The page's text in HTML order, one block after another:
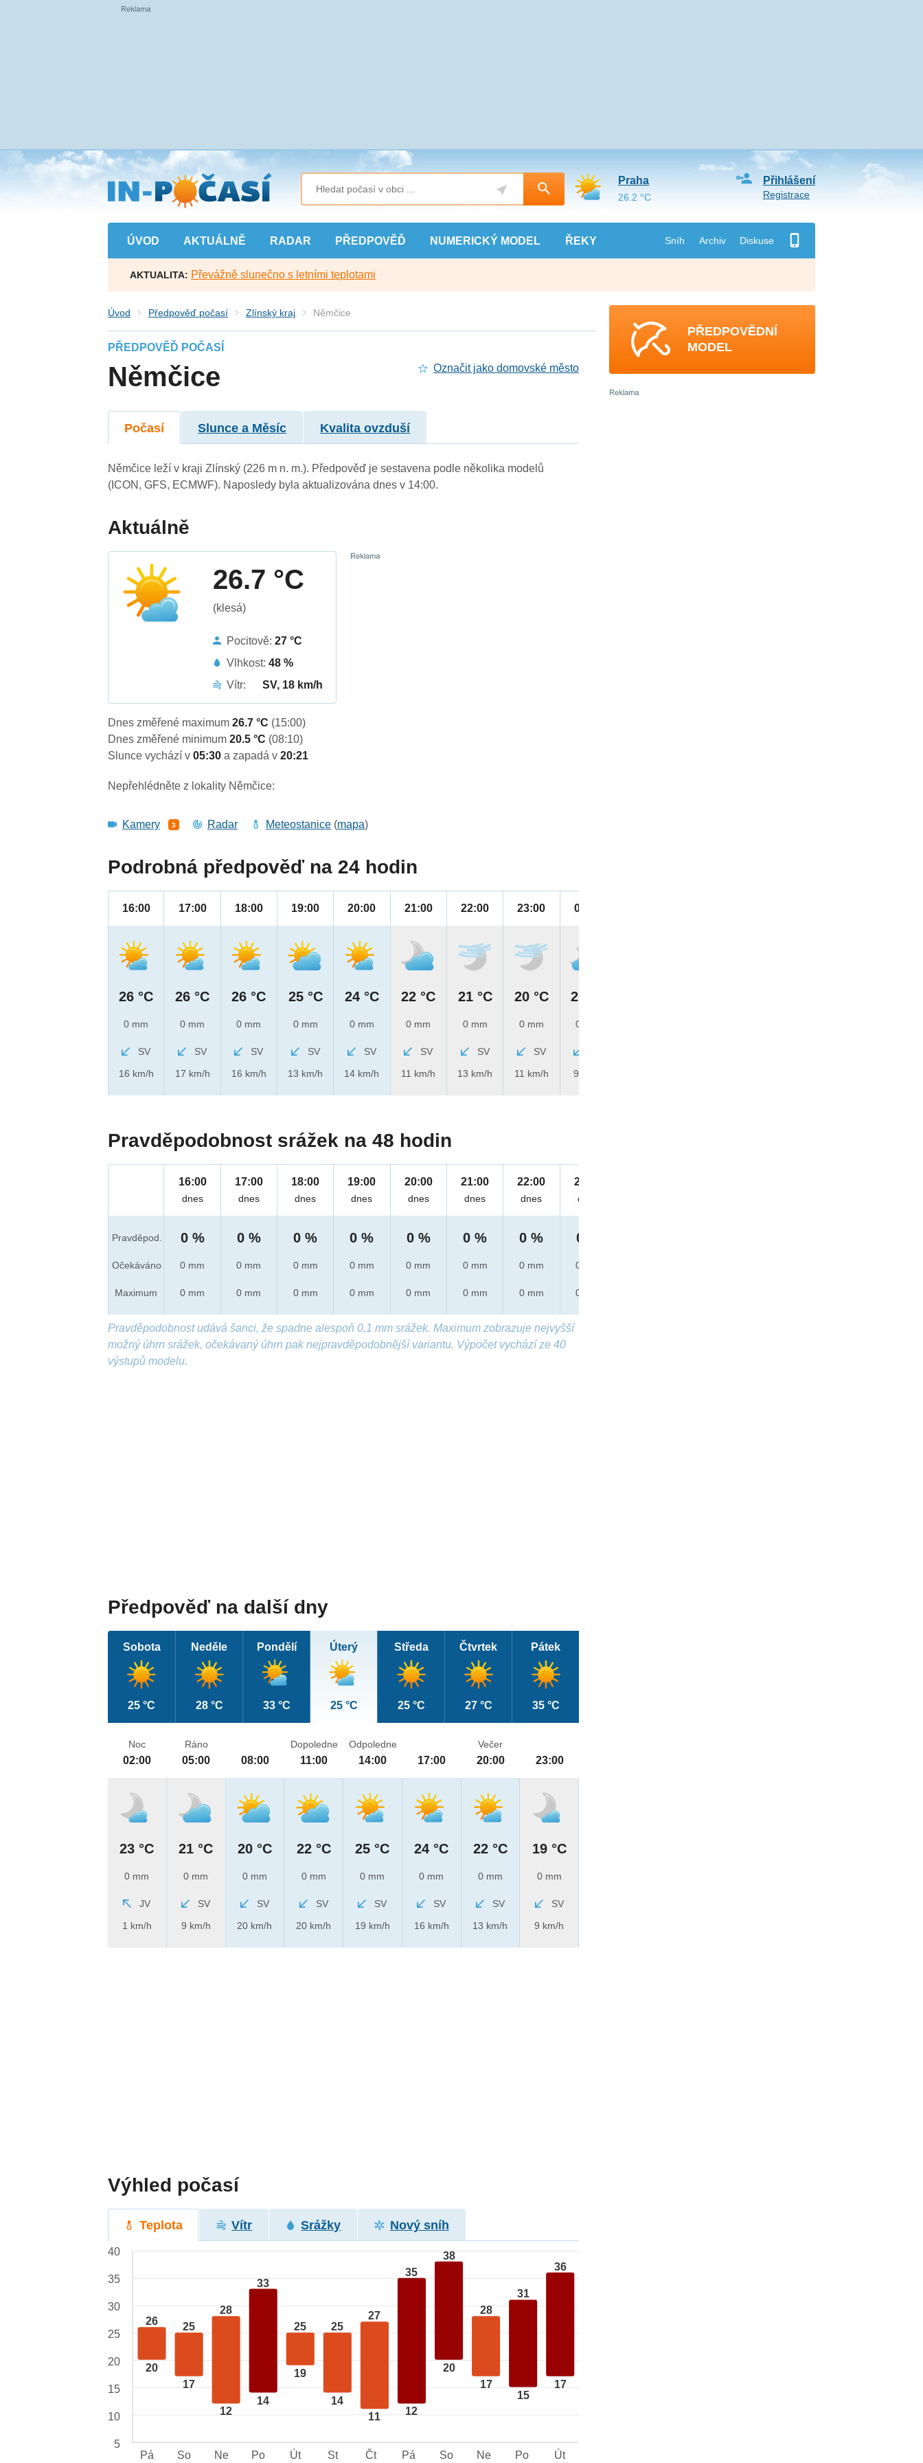
Přejít
na
hlavní
obsah
ÚVOD AKTUÁLNĚ RADAR PŘEDPOVĚĎ NUMERICKÝ MODEL ŘEKY Sníh Archiv Diskuse
Přihlášení
Registrace
Praha
26.2 °C
AKTUALITA: Převážně slunečno s letními teplotami
Úvod Předpověď počasí Zlínský kraj Němčice
PŘEDPOVĚĎ POČASÍ
Němčice Označit jako domovské město
Počasí Slunce a Měsíc Kvalita ovzduší
Němčice leží v kraji Zlínský (226 m n. m.). Předpověď je sestavena podle několika modelů
(ICON, GFS, ECMWF). Naposledy byla aktualizována dnes v 14:00.
Aktuálně
26.7 °C
(klesá)
Pocitově:27 °C
Vlhkost:48 %
Vítr:
SV, 18 km/h
Dnes změřené maximum26.7 °C (15:00)
Dnes změřené minimum20.5 °C (08:10)
Slunce vychází v05:30a zapadá v20:21
Nepřehlédněte z lokality Němčice:
Kamery 3 Radar Meteostanice (mapa)
Podrobná předpověď na 24 hodin
16:00
26 °C
0 mm
SV
16 km/h
17:00
26 °C
0 mm
SV
17 km/h
18:00
26 °C
0 mm
SV
16 km/h
19:00
25 °C
0 mm
SV
13 km/h
20:00
24 °C
0 mm
SV
14 km/h
21:00
22 °C
0 mm
SV
11 km/h
22:00
21 °C
0 mm
SV
13 km/h
23:00
20 °C
0 mm
SV
11 km/h
00:00
20 °C
0 mm
9 km/h
Pravděpodobnost srážek na 48 hodin
Pravděpod.
Očekáváno
Maximum
16:00
dnes
0 %
0 mm
0 mm
17:00
dnes
0 %
0 mm
0 mm
18:00
dnes
0 %
0 mm
0 mm
19:00
dnes
0 %
0 mm
0 mm
20:00
dnes
0 %
0 mm
0 mm
21:00
dnes
0 %
0 mm
0 mm
22:00
dnes
0 %
0 mm
0 mm
23:00
dnes
0 %
0 mm
0 mm
Pravděpodobnost udává šanci, že spadne alespoň 0,1 mm srážek. Maximum zobrazuje nejvyšší
možný úhrn srážek, očekávaný úhrn pak nejpravděpodobnější variantu. Výpočet vychází ze 40
výstupů modelu.
Předpověď na další dny
Sobota
25 °C
Neděle
28 °C
Pondělí
33 °C
Úterý
25 °C
Středa
25 °C
Čtvrtek
27 °C
Pátek
35 °C
Noc
02:00
23 °C
0 mm
JV
1 km/h
Ráno
05:00
21 °C
0 mm
SV
9 km/h
08:00
20 °C
0 mm
SV
20 km/h
Dopoledne
11:00
22 °C
0 mm
SV
20 km/h
Odpoledne
14:00
25 °C
0 mm
SV
19 km/h
17:00
24 °C
0 mm
SV
16 km/h
Večer
20:00
22 °C
0 mm
SV
13 km/h
23:00
19 °C
0 mm
SV
9 km/h
Výhled počasí
Teplota Vítr Srážky Nový sníh
26
20
25
17
28
12
33
14
25
19
25
14
27
11
35
12
38
20
28
17
31
15
36
17
40
35
30
25
20
15
10
5
Pá
So Ne Po Út St Čt Pá So Ne Po Út
PŘEDPOVĚDNÍ
MODEL